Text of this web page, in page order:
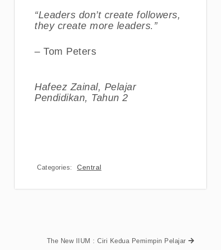
“Leaders don’t create followers,
they create more leaders.”
– Tom Peters
Hafeez Zainal, Pelajar
Pendidikan, Tahun 2
Categories: Central
The New IIUM : Ciri Kedua Pemimpin Pelajar